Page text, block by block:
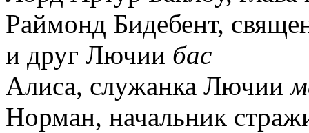
Раймонд Бидебент,
и друг Лючии бас
Алиса, служанка Лючии
Норман, начальник